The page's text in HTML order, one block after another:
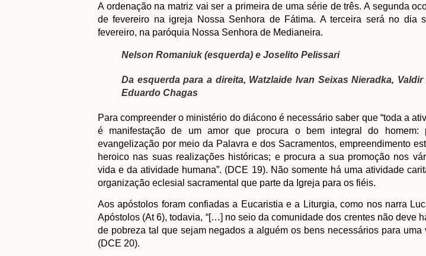
A ordenação na matriz vai ser a primeira de uma série de três. A segunda
de fevereiro na igreja Nossa Senhora de Fátima. A terceira será no dia
fevereiro, na paróquia Nossa Senhora de Medianeira.
Nelson Romaniuk (esquerda) e Joselito Pelissari
Da esquerda para a direita, Watzlaide Ivan Seixas Nieradka,
Eduardo Chagas
Para compreender o ministério do diácono é necessário saber que “toda a
é manifestação de um amor que procura o bem integral do homem:
evangelização por meio da Palavra e dos Sacramentos, empreendimento
heroico nas suas realizações históricas; e procura a sua promoção nos
vida e da atividade humana”. (DCE 19). Não somente há uma atividade
organização eclesial sacramental que parte da Igreja para os fiéis.
Aos apóstolos foram confiadas a Eucaristia e a Liturgia, como nos narra
Apóstolos (At 6), todavia, “[…] no seio da comunidade dos crentes não deve
de pobreza tal que sejam negados a alguém os bens necessários para uma
(DCE 20).